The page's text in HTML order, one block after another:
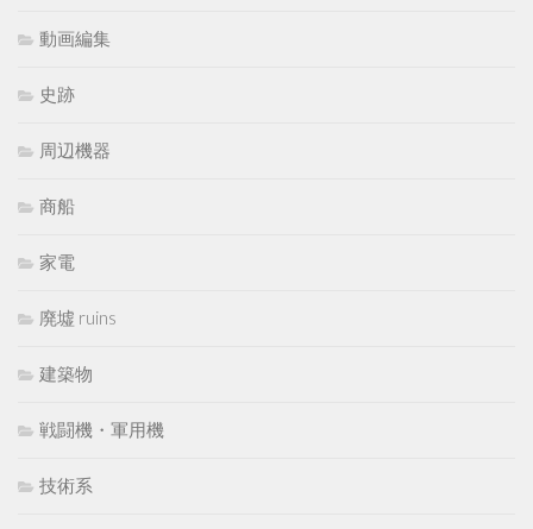
動画編集
史跡
周辺機器
商船
家電
廃墟 ruins
建築物
戦闘機・軍用機
技術系